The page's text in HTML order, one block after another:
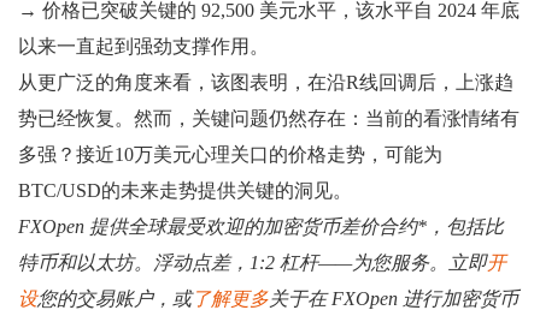
→ 价格已突破关键的 92,500 美元水平，该水平自 2024 年底
以来一直起到强劲支撑作用。
从更广泛的角度来看，该图表明，在沿R线回调后，上涨趋
势已经恢复。然而，关键问题仍然存在：当前的看涨情绪有
多强？接近10万美元心理关口的价格走势，可能为
BTC/USD的未来走势提供关键的洞见。
FXOpen 提供全球最受欢迎的加密货币差价合约*，包括比
特币和以太坊。浮动点差，1:2 杠杆——为您服务。立即开
设您的交易账户，或了解更多关于在 FXOpen 进行加密货币